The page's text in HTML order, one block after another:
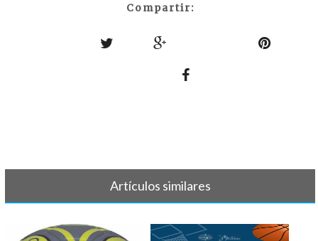
Compartir:
Artículos similares